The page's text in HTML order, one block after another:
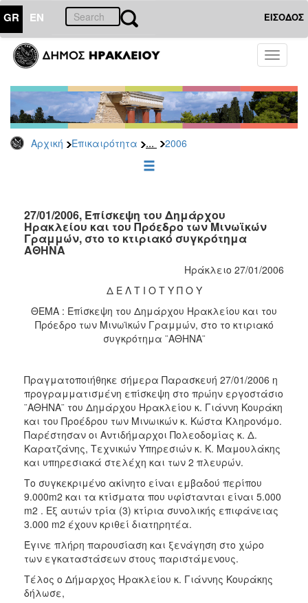
GR EN ΕΙΣΟΔΟΣ
Toggle
Αρχική Επικαιρότητα ... 2006
ΕΠΙΚΑΙΡΟΤΗΤΑ
Τύπου
Αρχείο
2026
2025
2022
2021
2020
2017
2013
2012
2011
2010
2006
ΔΗΜΟΤΗΣ
ΕΠΙΣΚΕΠΤΗΣ
ΗΡΑΚΛΕΙΟ
27/01/2006, Επίσκεψη του Δημάρχου
Ηρακλείου και του Πρόεδρο των Μινωϊκών
Γραμμών, στο το κτιριακό συγκρότημα
ΑΘΗΝΑ
Ηράκλειο 27/01/2006
Δ Ε Λ Τ Ι Ο Τ Υ Π Ο Υ
ΘΕΜΑ : Επίσκεψη του Δημάρχου Ηρακλείου και του
Πρόεδρο των Μινωϊκών Γραμμών, στο το κτιριακό
συγκρότημα ¨ΑΘΗΝΑ¨
Πραγματοποιήθηκε σήμερα Παρασκευή 27/01/2006 η
προγραμματισμένη επίσκεψη στο πρώην εργοστάσιο
¨ΑΘΗΝΑ¨ του Δημάρχου Ηρακλείου κ. Γιάννη Κουράκη
και του Προέδρου των Μινωικών κ. Κώστα Κληρονόμο.
Παρέστησαν οι Αντιδήμαρχοι Πολεοδομίας κ. Δ.
Καρατζάνης, Τεχνικών Υπηρεσιών κ. Κ. Μαμουλάκης
και υπηρεσιακά στελέχη και των 2 πλευρών.
Το συγκεκριμένο ακίνητο είναι εμβαδού περίπου
9.000m2 και τα κτίσματα που υφίστανται είναι 5.000
m2 . Εξ αυτών τρία (3) κτίρια συνολικής επιφάνειας
3.000 m2 έχουν κριθεί διατηρητέα.
Έγινε πλήρη παρουσίαση και ξενάγηση στο χώρο
των εγκαταστάσεων στους παριστάμενους.
Τέλος ο Δήμαρχος Ηρακλείου κ. Γιάννης Κουράκης
δήλωσε,